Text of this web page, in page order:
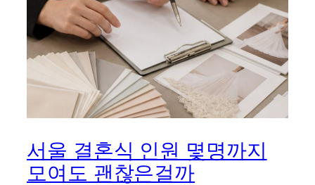
서울 결혼식 인원 몇명까지
모여도 괜찮은걸까